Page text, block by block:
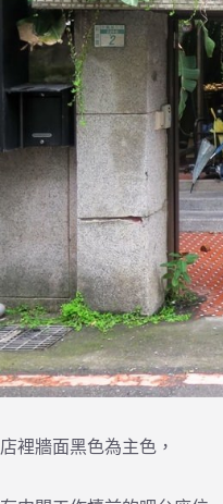
店裡牆面黑色為主色，